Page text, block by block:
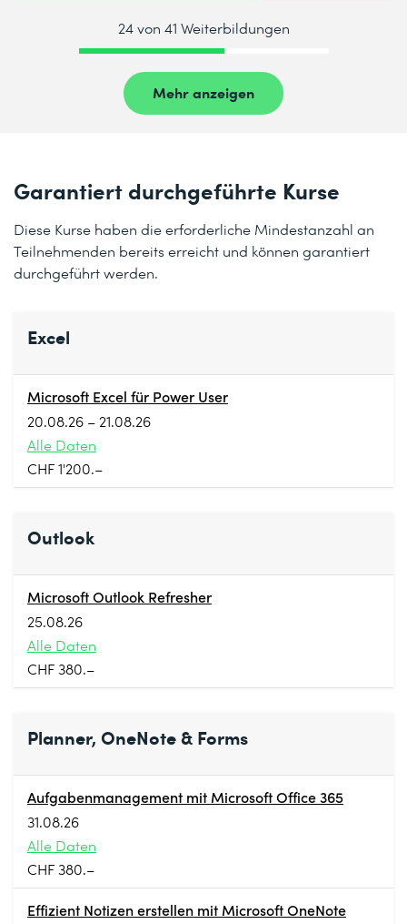
24 von 41 Weiterbildungen
Mehr anzeigen
Garantiert durchgeführte Kurse
Diese Kurse haben die erforderliche Mindestanzahl an
Teilnehmenden bereits erreicht und können garantiert
durchgeführt werden.
Excel
Microsoft Excel für Power User
20.08.26 – 21.08.26
Alle Daten
CHF 1'200.–
Outlook
Microsoft Outlook Refresher
25.08.26
Alle Daten
CHF 380.–
Planner, OneNote & Forms
Aufgabenmanagement mit Microsoft Office 365
31.08.26
Alle Daten
CHF 380.–
Effizient Notizen erstellen mit Microsoft OneNote